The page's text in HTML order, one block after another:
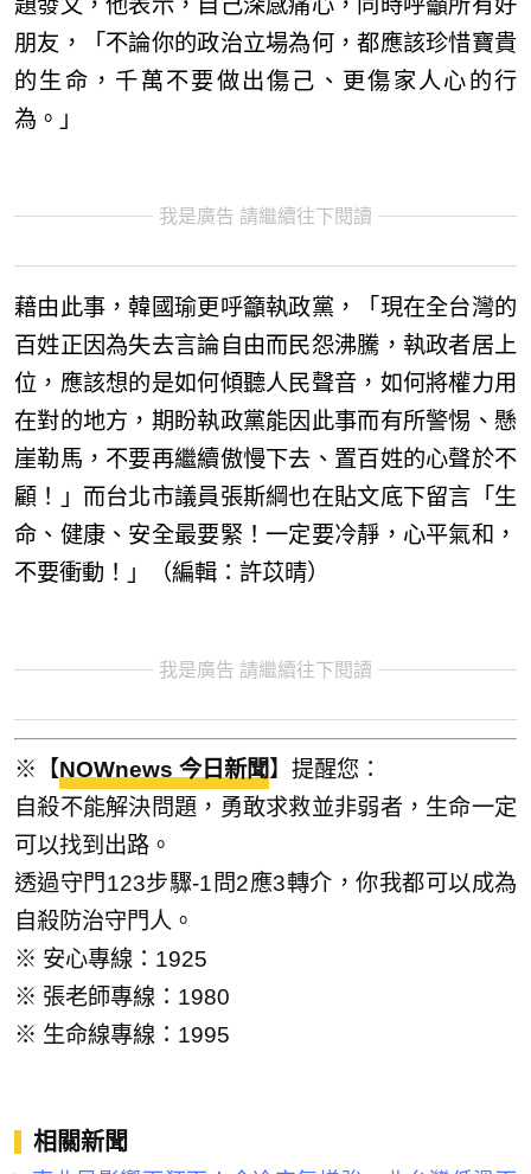
題發文，他表示，自己深感痛心，同時呼籲所有好
朋友，「不論你的政治立場為何，都應該珍惜寶貴
的生命，千萬不要做出傷己、更傷家人心的行
為。」
我是廣告 請繼續往下閱讀
藉由此事，韓國瑜更呼籲執政黨，「現在全台灣的
百姓正因為失去言論自由而民怨沸騰，執政者居上
位，應該想的是如何傾聽人民聲音，如何將權力用
在對的地方，期盼執政黨能因此事而有所警惕、懸
崖勒馬，不要再繼續傲慢下去、置百姓的心聲於不
顧！」而台北市議員張斯綱也在貼文底下留言「生
命、健康、安全最要緊！一定要冷靜，心平氣和，
不要衝動！」（編輯：許苡晴）
我是廣告 請繼續往下閱讀
※【NOWnews 今日新聞】提醒您：
自殺不能解決問題，勇敢求救並非弱者，生命一定
可以找到出路。
透過守門123步驟-1問2應3轉介，你我都可以成為
自殺防治守門人。
※ 安心專線：1925
※ 張老師專線：1980
※ 生命線專線：1995
相關新聞